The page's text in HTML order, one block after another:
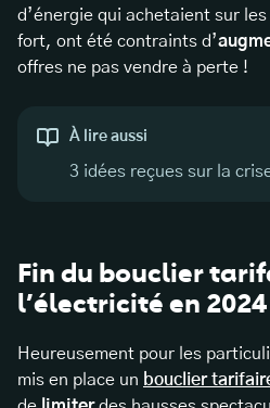
d’énergie qui achetaient sur
fort, ont été contraints d’
offres ne pas vendre à perte !
À lire aussi
3 idées reçues sur la
Fin du bouclier
l’électricité en 2024
Heureusement pour les
mis en place un bouclier